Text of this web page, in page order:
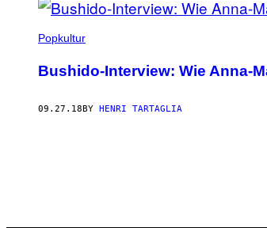
Popkultur
Bushido-Interview: Wie Anna-
09.27.18 BY HENRI TARTAGLIA